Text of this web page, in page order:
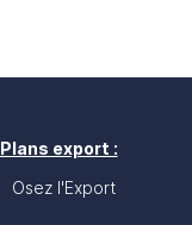
Plans export :
Osez l'Export